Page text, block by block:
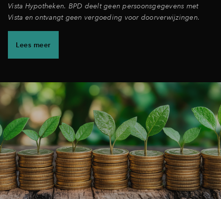
Vista Hypotheken. BPD deelt geen persoonsgegevens met
Vista en ontvangt geen vergoeding voor doorverwijzingen.
Lees meer